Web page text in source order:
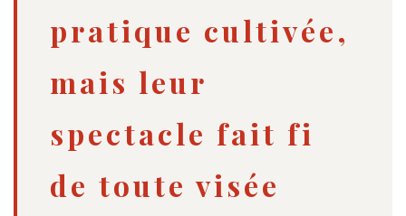
pratique cultivée,
mais leur
spectacle fait fi
de toute visée